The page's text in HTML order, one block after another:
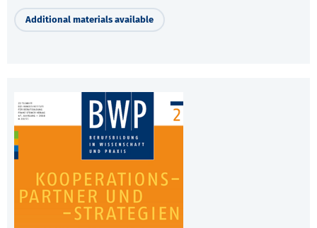
Additional materials available